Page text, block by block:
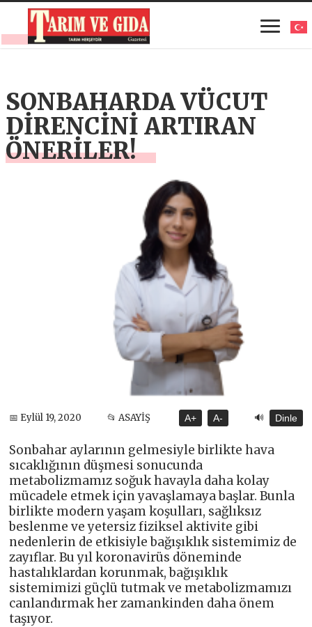
SONBAHARDA VÜCUT
DİRENCİNİ ARTIRAN
ÖNERİLER!
📅 Eylül 19, 2020 📂 ASAYİŞ A+ A- 🔊 Dinle
Sonbahar aylarının gelmesiyle birlikte hava
sıcaklığının düşmesi sonucunda
metabolizmamız soğuk havayla daha kolay
mücadele etmek için yavaşlamaya başlar. Bunla
birlikte modern yaşam koşulları, sağlıksız
beslenme ve yetersiz fiziksel aktivite gibi
nedenlerin de etkisiyle bağışıklık sistemimiz de
zayıflar. Bu yıl koronavirüs döneminde
hastalıklardan korunmak, bağışıklık
sistemimizi güçlü tutmak ve metabolizmamızı
canlandırmak her zamankinden daha önem
taşıyor.